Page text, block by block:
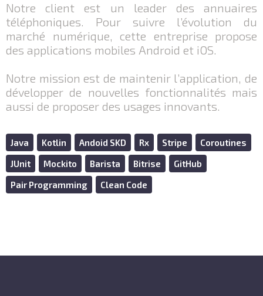
Notre client est un leader des annuaires
téléphoniques. Pour suivre l’évolution du
marché numérique, cette entreprise propose
des applications mobiles Android et iOS.
Notre mission est de maintenir l’application, de
développer de nouvelles fonctionnalités mais
aussi de proposer des usages innovants.
Java Kotlin Andoid SKD Rx Stripe
Coroutines
JUnit
Mockito Barista Bitrise
GitHub
Pair Programming
Clean Code